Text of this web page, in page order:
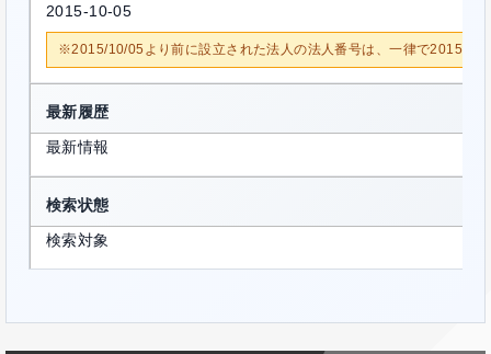
2015-10-05
※2015/10/05より前に設立された法人の法人番号は、一律で2015/10/
最新履歴
最新情報
検索状態
検索対象